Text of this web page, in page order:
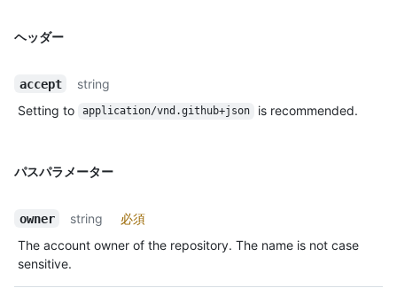
ヘッダー
accept
string
Setting to
application/vnd.github+json is recommended.
パスパラメーター
owner string
必須
The account owner of the repository. The name is not case
sensitive.